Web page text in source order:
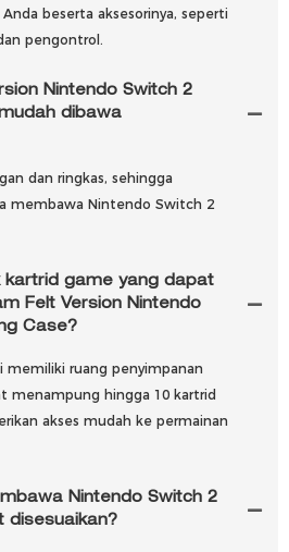
beserta aksesorinya, seperti
pengontrol.
Nintendo Switch 2
dibawa
dan ringkas, sehingga
membawa Nintendo Switch 2
kartrid game yang dapat
Felt Version Nintendo
Case?
memiliki ruang penyimpanan
menampung hingga 10 kartrid
akses mudah ke permainan
Nintendo Switch 2
disesuaikan?